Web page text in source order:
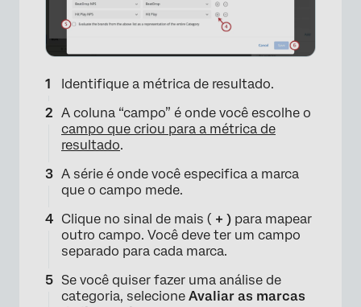
Identifique a métrica de resultado.
A coluna “campo” é onde você escolhe o
campo que criou para a métrica de
resultado.
A série é onde você especifica a marca
que o campo mede.
Clique no sinal de mais ( + ) para mapear
outro campo. Você deve ter um campo
separado para cada marca.
Se você quiser fazer uma análise de
categoria, selecione Avaliar as marcas